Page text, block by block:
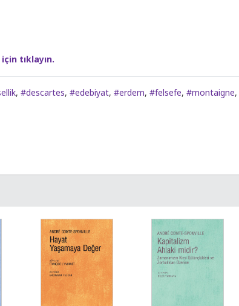
tıklayın.
, #descartes, #edebiyat, #erdem, #felsefe, #montaigne,